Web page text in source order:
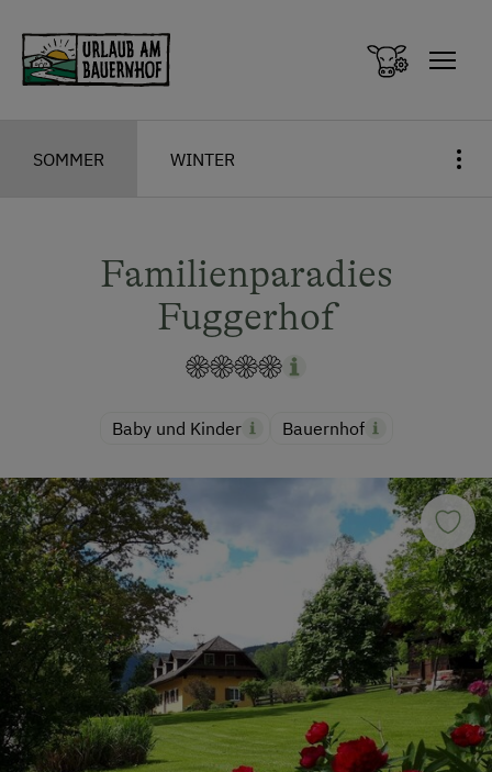
SOMMER WINTER
Familienparadies
Fuggerhof
Baby und Kinder Bauernhof